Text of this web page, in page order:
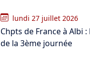
lundi 27 juillet 2026
Chpts de France à Albi
de la 3ème journée